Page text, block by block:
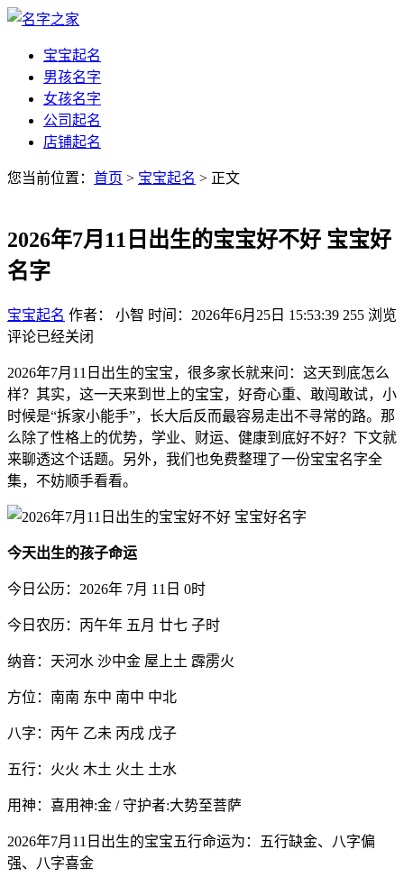
宝宝起名
男孩名字
女孩名字
公司起名
店铺起名
您当前位置： 首页 > 宝宝起名 > 正文
2026年7月11日出生的宝宝好不好 宝宝好
名字
宝宝起名 作者： 小智 时间：2026年6月25日 15:53:39 255 浏览
评论已经关闭
2026年7月11日出生的宝宝，很多家长就来问：这天到底怎么
样？其实，这一天来到世上的宝宝，好奇心重、敢闯敢试，小
时候是“拆家小能手”，长大后反而最容易走出不寻常的路。那
么除了性格上的优势，学业、财运、健康到底好不好？下文就
来聊透这个话题。另外，我们也免费整理了一份宝宝名字全
集，不妨顺手看看。
今天出生的孩子命运
今日公历：2026年 7月 11日 0时
今日农历：丙午年 五月 廿七 子时
纳音：天河水 沙中金 屋上土 霹雳火
方位：南南 东中 南中 中北
八字：丙午 乙未 丙戌 戊子
五行：火火 木土 火土 土水
用神：喜用神:金 / 守护者:大势至菩萨
2026年7月11日出生的宝宝五行命运为：五行缺金、八字偏
强、八字喜金